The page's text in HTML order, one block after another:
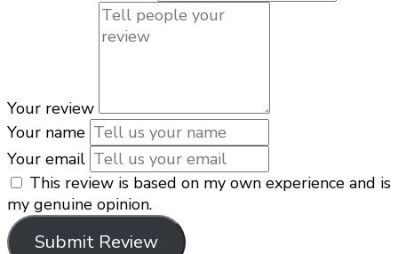
Your review
Your name
Your email
This review is based on my own experience and is
my genuine opinion.
Submit Review